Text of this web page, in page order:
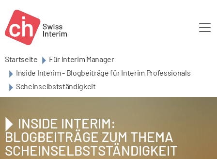
Startseite
Für Interim Manager
Inside Interim - Blogbeiträge für Interim Professionals
Scheinselbstständigkeit
INSIDE INTERIM:
BLOGBEITRÄGE ZUM THEMA
SCHEINSELBSTSTÄNDIGKEIT